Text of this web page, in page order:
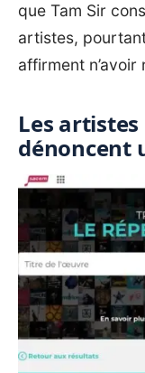
que Tam Sir
artistes,
affirment n’avoir
Les artistes
dénoncent